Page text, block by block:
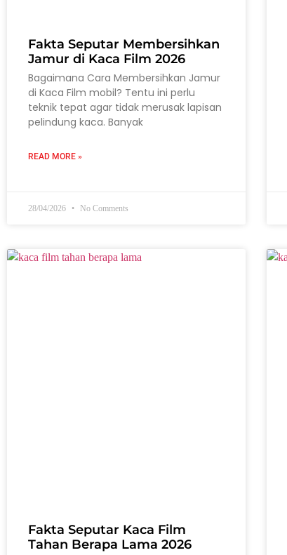
Fakta Seputar Membersihkan
Jamur di Kaca Film 2026
Bagaimana Cara Membersihkan Jamur
di Kaca Film mobil? Tentu ini perlu
teknik tepat agar tidak merusak lapisan
pelindung kaca. Banyak
READ MORE »
28/04/2026 No Comments
Fakta Seputar Kaca Film
Tahan Berapa Lama 2026